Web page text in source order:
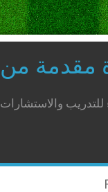
مقدمة من
للتدريب والاستشارات